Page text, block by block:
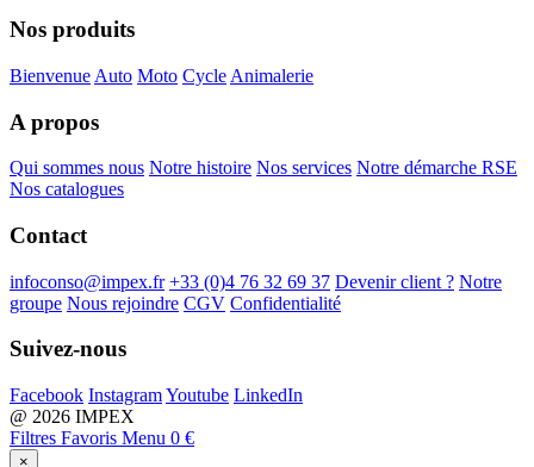
Nos produits
Bienvenue Auto Moto Cycle Animalerie
A propos
Qui sommes nous Notre histoire Nos services Notre démarche RSE
Nos catalogues
Contact
infoconso@impex.fr +33 (0)4 76 32 69 37 Devenir client ? Notre
groupe Nous rejoindre CGV Confidentialité
Suivez-nous
Facebook InstagramYoutube LinkedIn
@ 2026 IMPEX
Filtres Favoris Menu 0 €
×